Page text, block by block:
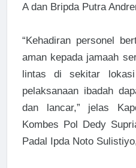
A dan Bripda Putra
“Kehadiran personel
aman kepada jamaah
lintas di sekitar
pelaksanaan ibadah
dan lancar,” jelas
Kombes Pol Dedy
Padal Ipda Noto